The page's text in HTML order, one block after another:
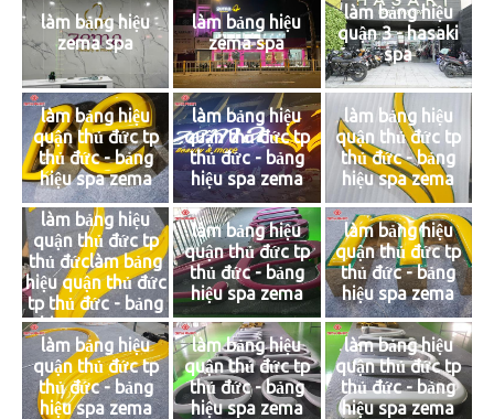
làm bảng hiệu
zema spa
làm bảng hiệu
zema spa
làm bảng hiệu
quận 3 - hasaki
spa
làm bảng hiệu
quận thủ đức tp
thủ đức - bảng
hiệu spa zema
làm bảng hiệu
quận thủ đức tp
thủ đức - bảng
hiệu spa zema
làm bảng hiệu
quận thủ đức tp
thủ đức - bảng
hiệu spa zema
làm bảng hiệu
quận thủ đức tp
thủ đứclàm bảng
hiệu quận thủ đức
tp thủ đức - bảng
hiệu spa zema
làm bảng hiệu
quận thủ đức tp
thủ đức - bảng
hiệu spa zema
làm bảng hiệu
quận thủ đức tp
thủ đức - bảng
hiệu spa zema
làm bảng hiệu
quận thủ đức tp
thủ đức - bảng
hiệu spa zema
làm bảng hiệu
quận thủ đức tp
thủ đức - bảng
hiệu spa zema
làm bảng hiệu
quận thủ đức tp
thủ đức - bảng
hiệu spa zema